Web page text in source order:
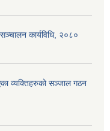
कार्यविधि, २०८०
व्यक्तिहरुको सञ्जाल गठन